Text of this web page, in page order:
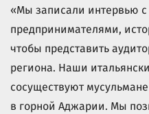
«Мы записали интервью
предпринимателями,
чтобы представить
региона. Наши
сосуществуют
в горной Аджарии. Мы